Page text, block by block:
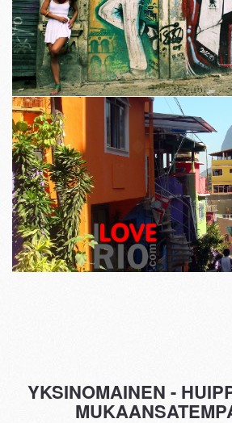
I LOVE RIO etsii kauneus ja kulttuuri, jossa
ilmeisiä.
YKSINOMAINEN -